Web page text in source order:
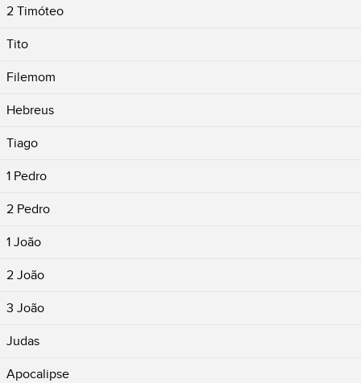
2 Timóteo
Tito
Filemom
Hebreus
Tiago
1 Pedro
2 Pedro
1 João
2 João
3 João
Judas
Apocalipse